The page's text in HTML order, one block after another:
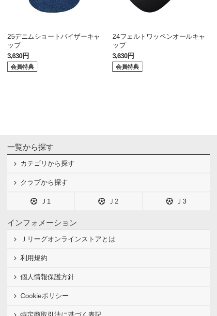
25デニムショートバイザーキャ
ップ
3,630円
会員特典
24フェルトワッペンオールキャ
ップ
3,630円
会員特典
一覧から探す
カテゴリから探す
クラブから探す
Ｊ1 Ｊ2 Ｊ3
インフォメーション
Ｊリーグオンラインストアとは
利用規約
個人情報保護方針
Cookieポリシー